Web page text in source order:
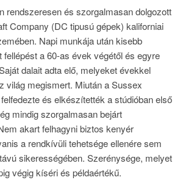
rendszeresen és szorgalmasan dolgozott
Company (DC tipusú gépek) kaliforniai
Napi munkája után kisebb
fellépést a 60-as évek végétől és egyre
dalait adta elő, melyeket évekkel
világ megismert. Miután a Sussex
és elkészítették a stúdióban első
mindig szorgalmasan bejárt
akart felhagyni biztos kenyér
a rendkívüli tehetsége ellenére sem
sikerességében. Szerénysége, melyet
végig kíséri és példaértékű.